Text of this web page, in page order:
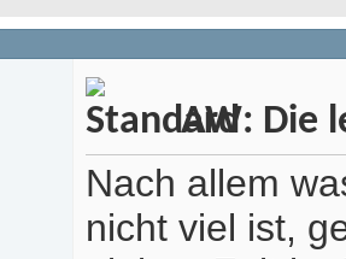
AW: Die
Nach allem
nicht viel ist,